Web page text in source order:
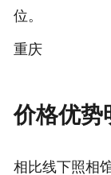
位。
重庆
价格优势
相比线下照相